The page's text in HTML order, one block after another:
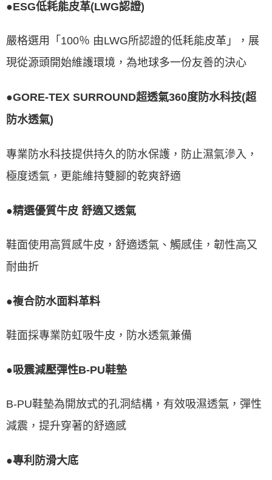
●ESG低耗能皮革(LWG認證)
嚴格選用「100％ 由LWG所認證的低耗能皮革」，展
現從源頭開始維護環境，為地球多一份友善的決心
●GORE-TEX SURROUND超透氣360度防水科技(超
防水透氣)
專業防水科技提供持久的防水保護，防止濕氣滲入，
極度透氣，更能維持雙腳的乾爽舒適
●精選優質牛皮 舒適又透氣
鞋面使用高質感牛皮，舒適透氣、觸感佳，韌性高又
耐曲折
●複合防水面料革料
鞋面採專業防虹吸牛皮，防水透氣兼備
●吸震減壓彈性B-PU鞋墊
B-PU鞋墊為開放式的孔洞結構，有效吸濕透氣，彈性
減震，提升穿著的舒適感
●專利防滑大底